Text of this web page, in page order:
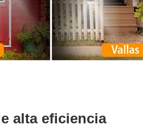
alta eficiencia